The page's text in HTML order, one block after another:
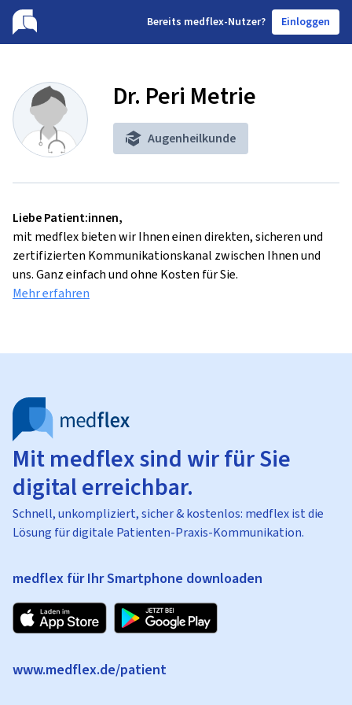
Bereits medflex-Nutzer? Einloggen
Dr. Peri Metrie
Augenheilkunde
Liebe Patient:innen,
mit medflex bieten wir Ihnen einen direkten, sicheren und
zertifizierten Kommunikationskanal zwischen Ihnen und
uns. Ganz einfach und ohne Kosten für Sie.
Mehr erfahren
Mit medflex sind wir für Sie
digital erreichbar.
Schnell, unkompliziert, sicher & kostenlos: medflex ist die
Lösung für digitale Patienten-Praxis-Kommunikation.
medflex für Ihr Smartphone downloaden
www.medflex.de/patient